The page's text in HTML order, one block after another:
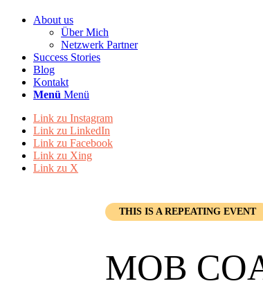
About us
Über Mich
Netzwerk Partner
Success Stories
Blog
Kontakt
Menü Menü
Link zu Instagram
Link zu LinkedIn
Link zu Facebook
Link zu Xing
Link zu X
THIS IS A REPEATING EVENT
MOB